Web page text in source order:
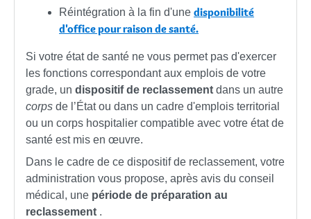
Réintégration à la fin d'une disponibilité
d'office pour raison de santé.
Si votre état de santé ne vous permet pas d'exercer
les fonctions correspondant aux emplois de votre
grade, un dispositif de reclassement dans un autre
corps de l’État ou dans un cadre d'emplois territorial
ou un corps hospitalier compatible avec votre état de
santé est mis en œuvre.
Dans le cadre de ce dispositif de reclassement, votre
administration vous propose, après avis du conseil
médical, une période de préparation au
reclassement .